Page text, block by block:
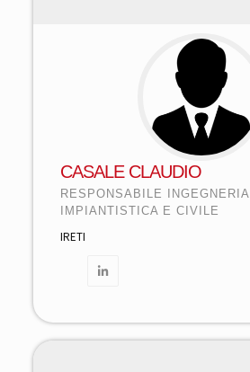
CASALE CLAUDIO
RESPONSABILE INGEGNERIA
IMPIANTISTICA E CIVILE
IRETI